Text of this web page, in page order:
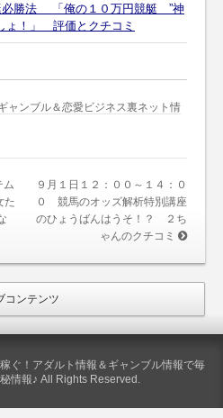
必勝法 「俺の１０万円競艇 ”神
ょ！」 評価とクチコミ
ャンブル＆恋愛ビジネス裏ネット情
ム
た
９月１日１２：００～１４：０
０ 競馬のオッズ解析特別講座
のひょうばんはうそ！？ ２ち
ゃんのクチコミ
コンテンツ
ぐ！アダルト情報＆ギャンブル情報で毎
情報♪ All Rights Reserved.